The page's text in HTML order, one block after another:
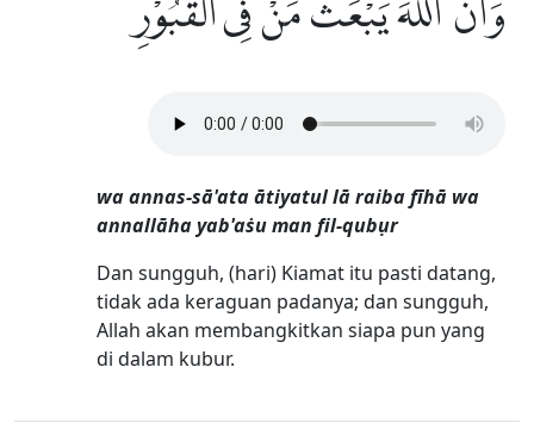
وَاَنَّ اللّٰهَ يَبْعَثُ مَنْ فِى الْقُبُوْرِ
wa annas-sā'ata ātiyatul lā raiba fīhā wa
annallāha yab'aṡu man fil-qubụr
Dan sungguh, (hari) Kiamat itu pasti datang,
tidak ada keraguan padanya; dan sungguh,
Allah akan membangkitkan siapa pun yang
di dalam kubur.